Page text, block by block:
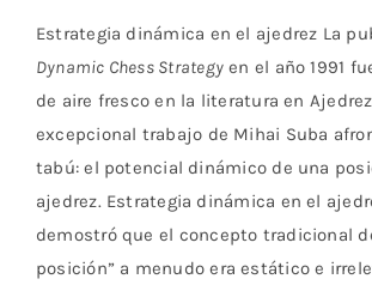
era:
18,90€.
es:
17,00€.
Estrategia dinámica en el ajedrez La
Dynamic Chess Strategyen el año 1991
de aire fresco en la literatura en
excepcional trabajo de Mihai Suba
tabú: el potencial dinámico de una
ajedrez. Estrategia dinámica en el
demostró que el concepto tradicional
posición” a menudo era estático e